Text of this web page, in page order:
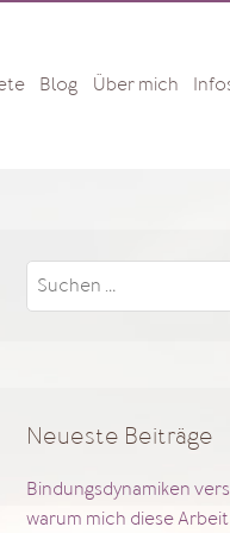
Blog Über mich
Suchen
nach:
Neueste Beiträge
Bindungsdynamiken
warum mich diese